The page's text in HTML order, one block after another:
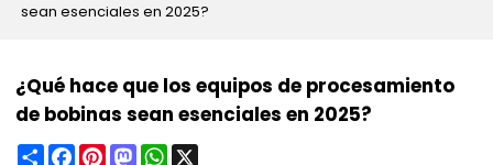
sean esenciales en 2025?
¿Qué hace que los equipos de procesamiento
de bobinas sean esenciales en 2025?
ShareFacebook
PinterestMastodonWhatsApp